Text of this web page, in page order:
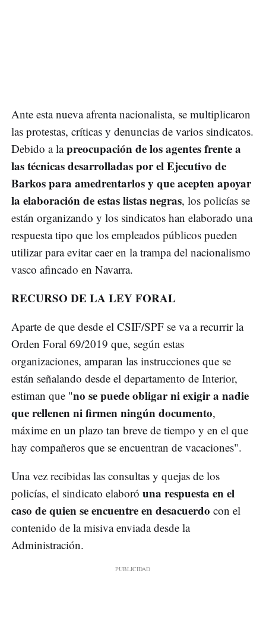
Ante esta nueva afrenta nacionalista, se multiplicaron
las protestas, críticas y denuncias de varios sindicatos.
Debido a lapreocupación de los agentes frente a
las técnicas desarrolladas por el Ejecutivo de
Barkos para amedrentarlos y que acepten apoyar
la elaboración de estas listas negras, los policías se
están organizando y los sindicatos han elaborado una
respuesta tipo que los empleados públicos pueden
utilizar para evitar caer en la trampa del nacionalismo
vasco afincado en Navarra.
RECURSO DE LA LEY FORAL
Aparte de que desde el CSIF/SPF se va a recurrir la
Orden Foral 69/2019 que, según estas
organizaciones, amparan las instrucciones que se
están señalando desde el departamento de Interior,
estiman que "no se puede obligar ni exigir a nadie
que rellenen ni firmen ningún documento,
máxime en un plazo tan breve de tiempo y en el que
hay compañeros que se encuentran de vacaciones".
Una vez recibidas las consultas y quejas de los
policías, el sindicato elaboró una respuesta en el
caso de quien se encuentre en desacuerdo con el
contenido de la misiva enviada desde la
Administración.